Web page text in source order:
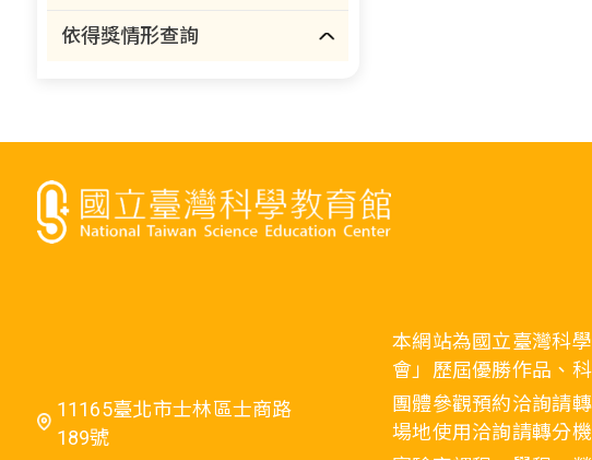
依得獎情形查詢
11165臺北市士林區士商路
189號
本網站為國立臺灣科
會」歷屆優勝作品、
團體參觀預約洽詢請
場地使用洽詢請轉分